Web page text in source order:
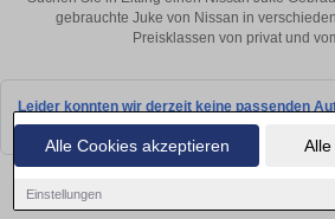
Alle Cookies akzeptieren
Einstellungen
gebrauchte Juke von Nissan in
Preisklassen von privat und
Leider konnten wir derzeit keine passenden
bald wieder vorbei!